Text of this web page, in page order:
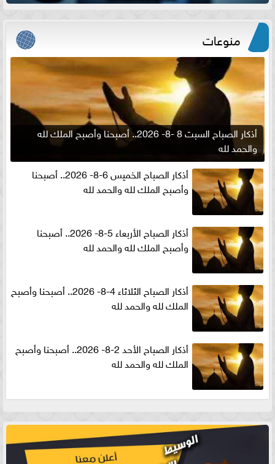
منوعات
أذكار الصباح السبت 8 -8- 2026.. أصبحنا وأصبح الملك لله
والحمد لله
أذكار الصباح الخميس 6-8- 2026.. أصبحنا
وأصبح الملك لله والحمد لله
أذكار الصباح الأربعاء 5-8- 2026.. أصبحنا
وأصبح الملك لله والحمد لله
أذكار الصباح الثلاثاء 4-8- 2026.. أصبحنا وأصبح
الملك لله والحمد لله
أذكار الصباح الأحد 2-8- 2026.. أصبحنا وأصبح
الملك لله والحمد لله